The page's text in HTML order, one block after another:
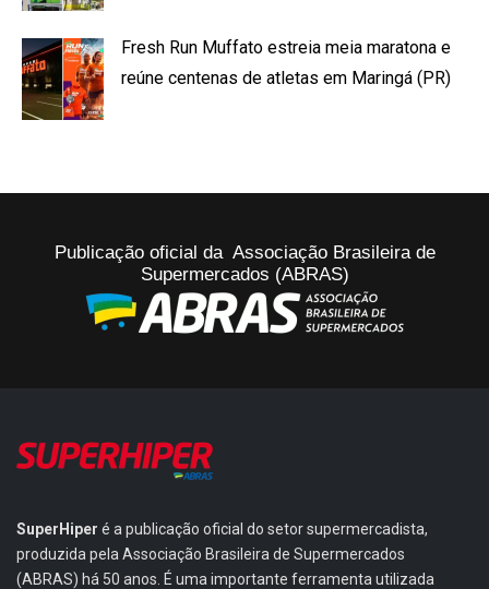
Fresh Run Muffato estreia meia maratona e
reúne centenas de atletas em Maringá (PR)
Publicação oficial da Associação Brasileira de
Supermercados (ABRAS)
SuperHiper é a publicação oficial do setor supermercadista,
produzida pela Associação Brasileira de Supermercados
(ABRAS) há 50 anos. É uma importante ferramenta utilizada